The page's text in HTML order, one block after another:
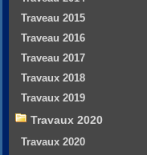
Traveau 2015
Traveau 2016
Traveau 2017
Travaux 2018
Travaux 2019
Travaux 2020
Travaux 2020